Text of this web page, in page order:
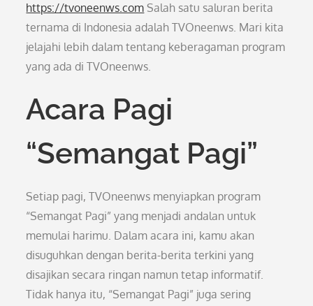
https://tvoneenws.com Salah satu saluran berita
ternama di Indonesia adalah TVOneenws. Mari kita
jelajahi lebih dalam tentang keberagaman program
yang ada di TVOneenws.
Acara Pagi
“Semangat Pagi”
Setiap pagi, TVOneenws menyiapkan program
“Semangat Pagi” yang menjadi andalan untuk
memulai harimu. Dalam acara ini, kamu akan
disuguhkan dengan berita-berita terkini yang
disajikan secara ringan namun tetap informatif.
Tidak hanya itu, “Semangat Pagi” juga sering